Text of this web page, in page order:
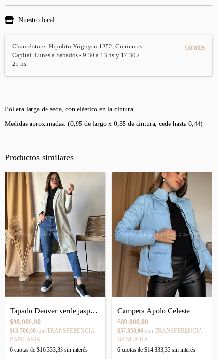
Nuestro local
Chanté store Hipolito Yrigoyen 1252, Corrientes
Capital. Lunes a Sábados - 9.30 a 13 hs y 17.30 a
21 hs.
Gratis
Pollera larga de seda, con elástico en la cintura.
Medidas aproximadas: (0,95 de largo x 0,35 de cintura, cede hasta 0,44)
Productos similares
Tapado Denver verde jaspeado
$98.000,00
$63.700,00 con TRANSFERENCIA
BANCARIA
6 cuotas de $16.333,33 sin interés
Campera Apolo Celeste
$89.000,00
$57.850,00 con TRANSFERENCIA
BANCARIA
6cuotas de $14.833,33sin interés